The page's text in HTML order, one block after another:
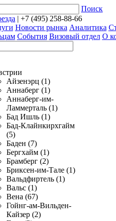
Поиск
| +7 (495) 258-88-66
Новости рынка Аналитика
События Визовый отдел О
Айзенэрц (1)
Аннаберг (1)
Аннаберг-им-
Ламмерталь (1)
Бад Ишль (1)
Бад-Клайнкирхгайм
(5)
Баден (7)
Бергхайм (1)
Брамберг (2)
Бриксен-им-Тале (1)
Вальдфиртель (1)
Вальс (1)
Вена (67)
Гойнг-ам-Вильден-
Кайзер (2)